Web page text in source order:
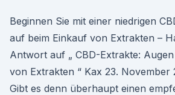
Beginnen Sie mit einer niedrigen
auf beim Einkauf von Extrakten –
Antwort auf „ CBD-Extrakte:
von Extrakten “ Kax 23. November
Gibt es denn überhaupt einen